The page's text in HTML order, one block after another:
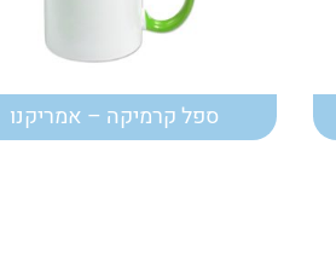
ספל קרמיקה – אמריקנו